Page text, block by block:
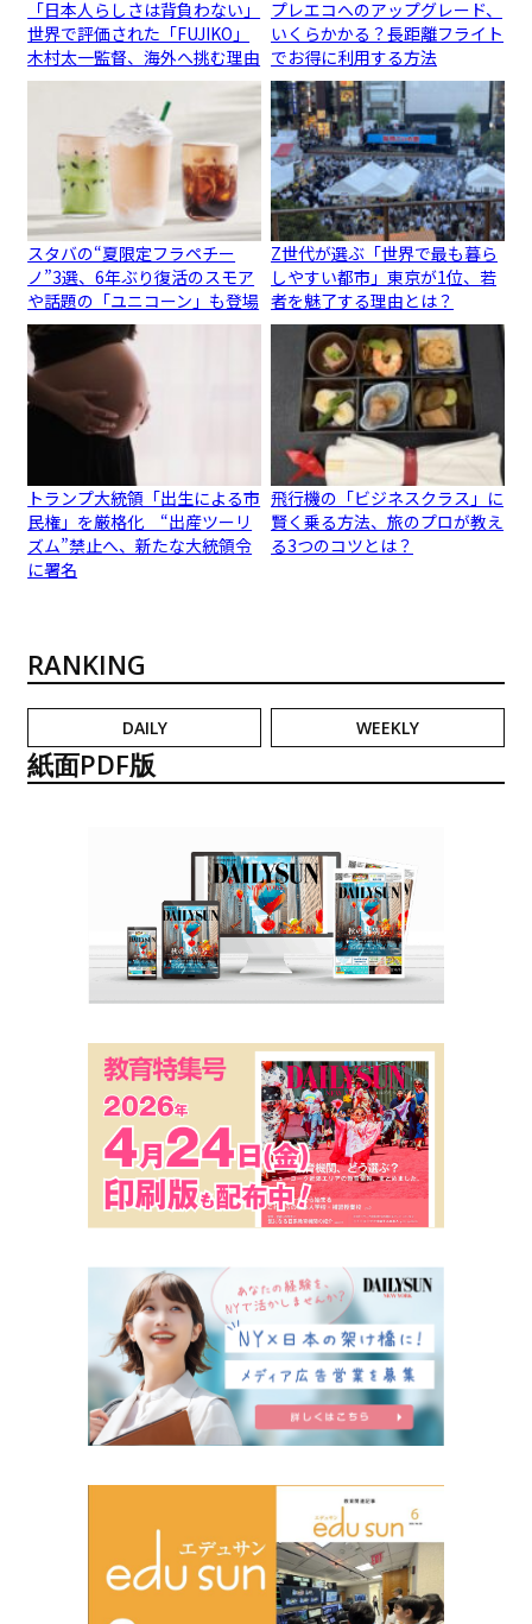
「日本人らしさは背負わない」
世界で評価された「FUJIKO」
木村太一監督、海外へ挑む理由
プレエコへのアップグレード、
いくらかかる？長距離フライト
でお得に利用する方法
スタバの“夏限定フラペチー
ノ”3選、6年ぶり復活のスモア
や話題の「ユニコーン」も登場
Z世代が選ぶ「世界で最も暮ら
しやすい都市」東京が1位、若
者を魅了する理由とは？
トランプ大統領「出生による市
民権」を厳格化 “出産ツーリ
ズム”禁止へ、新たな大統領令
に署名
飛行機の「ビジネスクラス」に
賢く乗る方法、旅のプロが教え
る3つのコツとは？
RANKING
DAILY WEEKLY
紙面PDF版